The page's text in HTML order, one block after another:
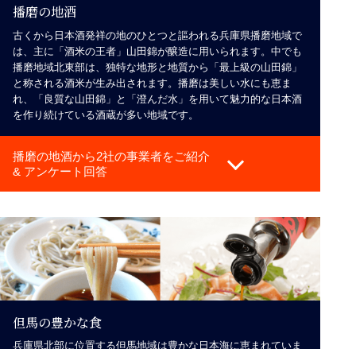
播磨の地酒
古くから日本酒発祥の地のひとつと謳われる兵庫県播磨地域で
は、主に「酒米の王者」山田錦が醸造に用いられます。中でも
播磨地域北東部は、独特な地形と地質から「最上級の山田錦」
と称される酒米が生み出されます。播磨は美しい水にも恵ま
れ、「良質な山田錦」と「澄んだ水」を用いて魅力的な日本酒
を作り続けている酒蔵が多い地域です。
播磨の地酒から2社の事業者をご紹介
& アンケート回答
但馬の豊かな食
兵庫県北部に位置する但馬地域は豊かな日本海に恵まれていま